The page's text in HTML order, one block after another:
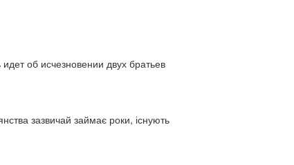
об исчезновении двух братьев
зазвичай займає роки, існують